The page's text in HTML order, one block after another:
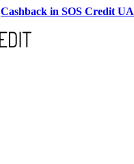
Cashback in SOS Credit UA